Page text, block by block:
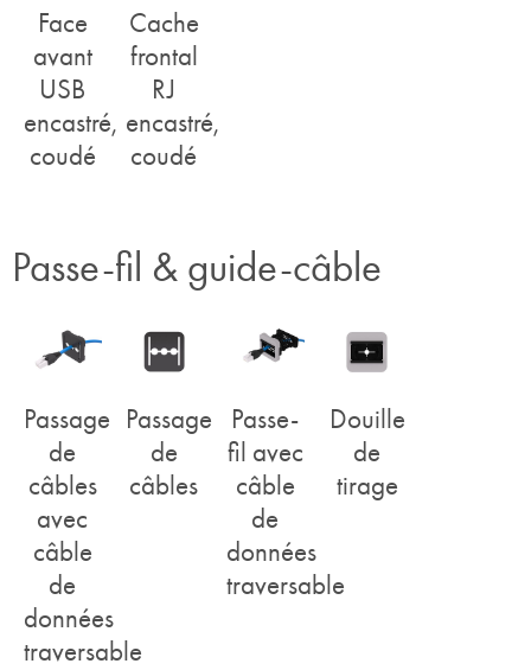
Face
avant
USB
encastré,
coudé
Cache
frontal
RJ
encastré,
coudé
Passe-fil & guide-câble
Passage
de
câbles
avec
câble
de
données
traversable
Passage
de
câbles
Passe-
fil avec
câble
de
données
traversable
Douille
de
tirage